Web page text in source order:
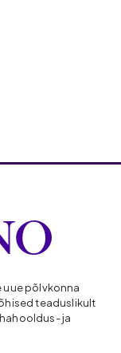
uue põlvkonna
teaduslikult
ja